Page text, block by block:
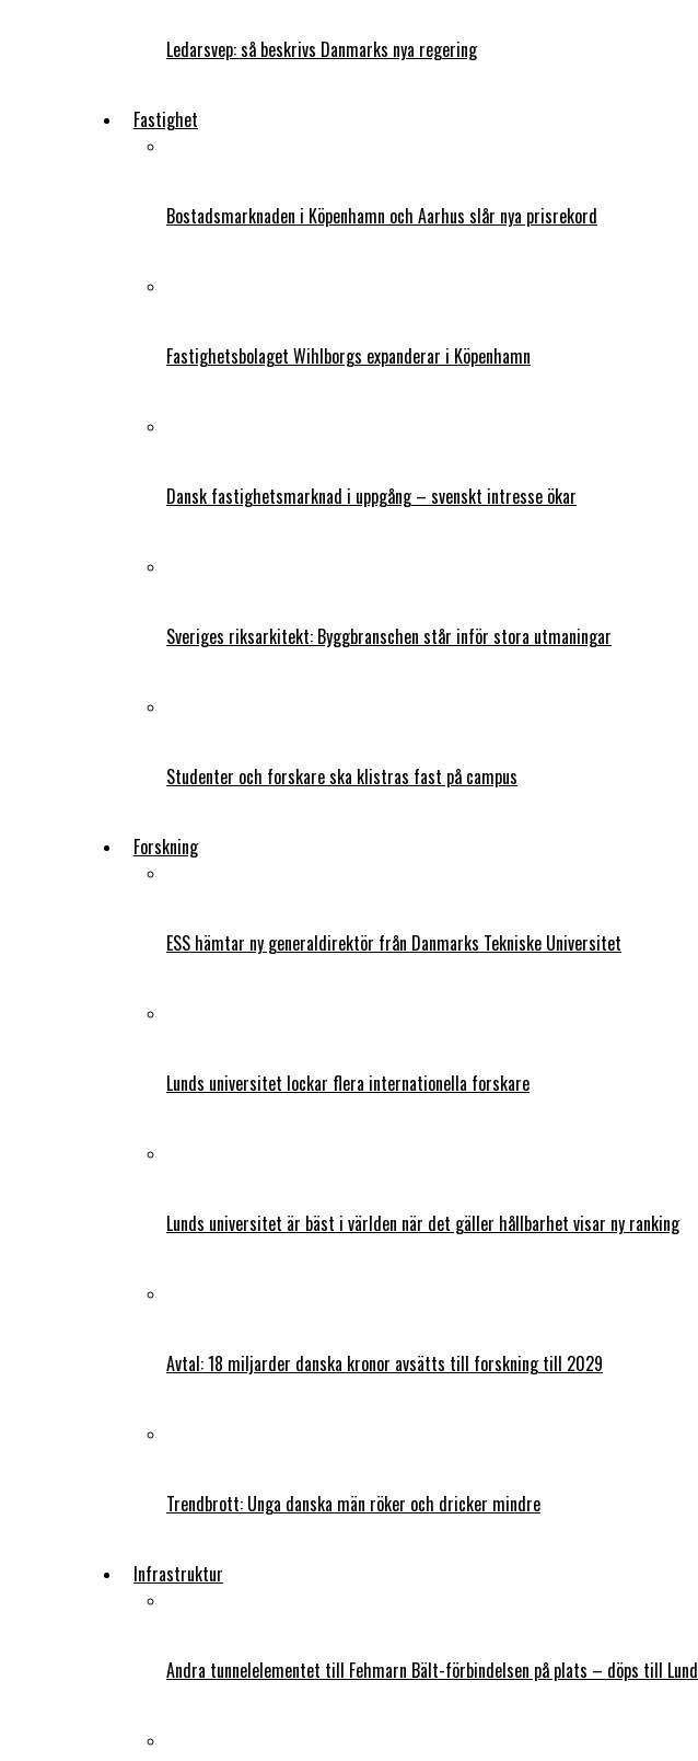
Ledarsvep: så beskrivs Danmarks nya regering
Fastighet
Bostadsmarknaden i Köpenhamn och Aarhus slår nya prisrekord
Fastighetsbolaget Wihlborgs expanderar i Köpenhamn
Dansk fastighetsmarknad i uppgång – svenskt intresse ökar
Sveriges riksarkitekt: Byggbranschen står inför stora utmaningar
Studenter och forskare ska klistras fast på campus
Forskning
ESS hämtar ny generaldirektör från Danmarks Tekniske Universitet
Lunds universitet lockar flera internationella forskare
Lunds universitet är bäst i världen när det gäller hållbarhet visar ny ranking
Avtal: 18 miljarder danska kronor avsätts till forskning till 2029
Trendbrott: Unga danska män röker och dricker mindre
Infrastruktur
Andra tunnelelementet till Fehmarn Bält-förbindelsen på plats – döps till Lund